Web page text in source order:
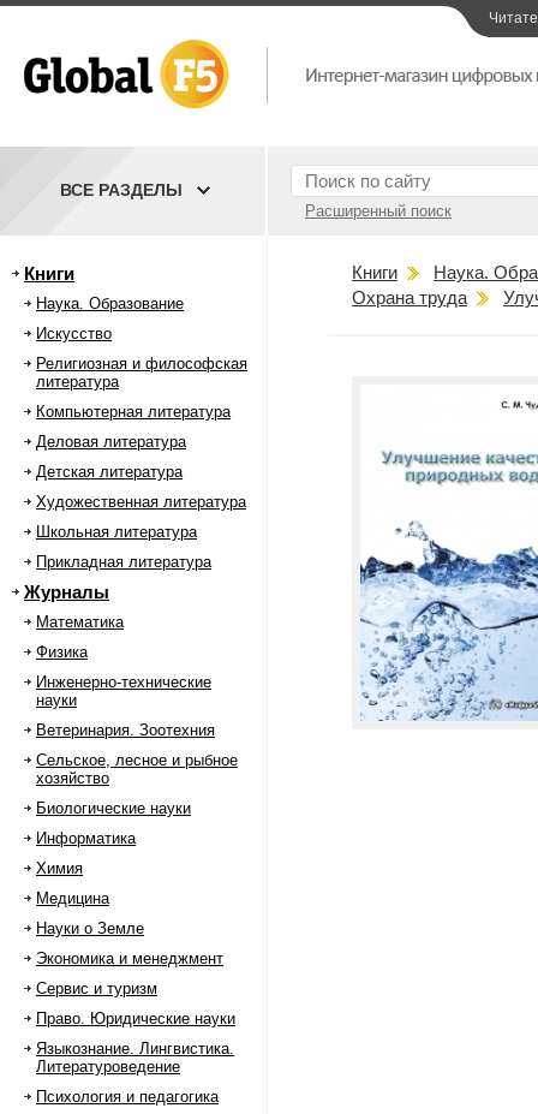
Расширенный поиск
ВСЕ РАЗДЕЛЫ
Книги
Наука. Образование
Искусство
Религиозная и философская
литература
Компьютерная литература
Деловая литература
Детская литература
Художественная литература
Школьная литература
Прикладная литература
Журналы
Математика
Физика
Инженерно-технические
науки
Ветеринария. Зоотехния
Сельское, лесное и рыбное
хозяйство
Биологические науки
Информатика
Химия
Медицина
Науки о Земле
Экономика и менеджмент
Сервис и туризм
Право. Юридические науки
Языкознание. Лингвистика.
Литературоведение
Психология и педагогика
Книги
Наука.
Охрана труда